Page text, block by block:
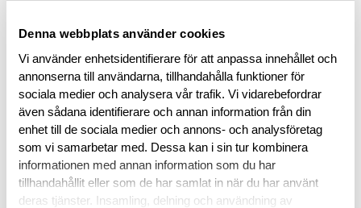
Denna webbplats använder cookies
Vi använder enhetsidentifierare för att anpassa innehållet och
annonserna till användarna, tillhandahålla funktioner för
sociala medier och analysera vår trafik. Vi vidarebefordrar
även sådana identifierare och annan information från din
enhet till de sociala medier och annons- och analysföretag
som vi samarbetar med. Dessa kan i sin tur kombinera
informationen med annan information som du har
tillhandahållit eller som de har samlat in när du har använt
deras tjänster. Insamling, delning och användning av
BESKRIVNING
RECENSIONER
OM VARUMÄRKET